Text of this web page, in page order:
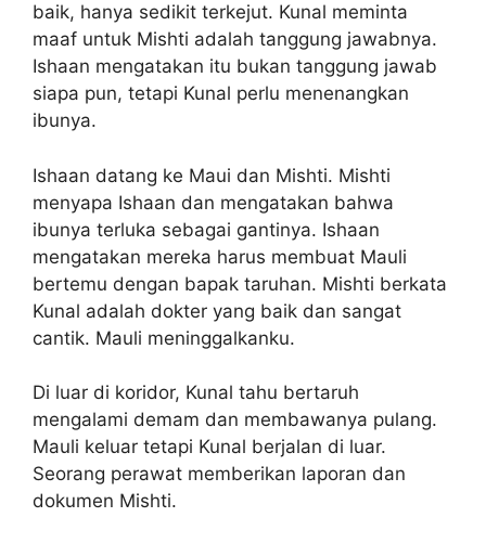
baik, hanya sedikit terkejut. Kunal meminta
maaf untuk Mishti adalah tanggung jawabnya.
Ishaan mengatakan itu bukan tanggung jawab
siapa pun, tetapi Kunal perlu menenangkan
ibunya.
Ishaan datang ke Maui dan Mishti. Mishti
menyapa Ishaan dan mengatakan bahwa
ibunya terluka sebagai gantinya. Ishaan
mengatakan mereka harus membuat Mauli
bertemu dengan bapak taruhan. Mishti berkata
Kunal adalah dokter yang baik dan sangat
cantik. Mauli meninggalkanku.
Di luar di koridor, Kunal tahu bertaruh
mengalami demam dan membawanya pulang.
Mauli keluar tetapi Kunal berjalan di luar.
Seorang perawat memberikan laporan dan
dokumen Mishti.